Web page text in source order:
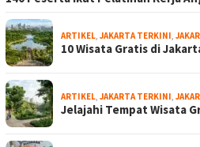
ARTIKEL, JAKARTA TERKINI,
10 Wisata Gratis di
ARTIKEL, JAKARTA TERKINI,
Jelajahi Tempat Wisata